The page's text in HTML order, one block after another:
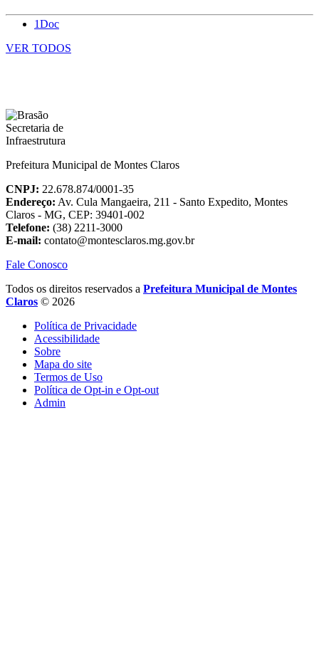
1Doc
VER TODOS
Prefeitura Municipal de Montes Claros
CNPJ: 22.678.874/0001-35
Endereço: Av. Cula Mangaeira, 211 - Santo Expedito, Montes
Claros - MG, CEP: 39401-002
Telefone: (38) 2211-3000
E-mail: contato@montesclaros.mg.gov.br
Fale Conosco
Todos os direitos reservados a Prefeitura Municipal de Montes
Claros © 2026
Política de Privacidade
Acessibilidade
Sobre
Mapa do site
Termos de Uso
Política de Opt-in e Opt-out
Admin